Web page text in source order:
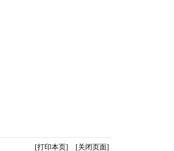
[打印本页] [关闭页面]